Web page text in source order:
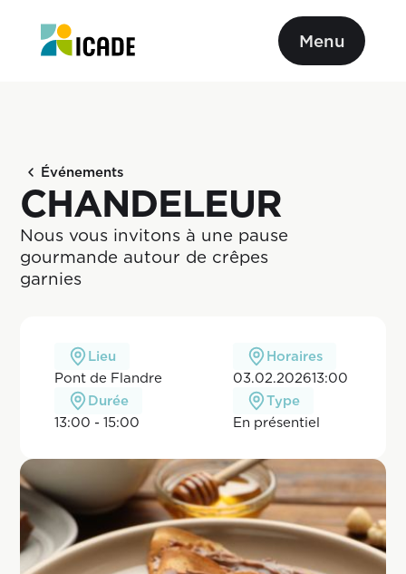
Menu
Événements
CHANDELEUR
Nous vous invitons à une pause
gourmande autour de crêpes
garnies
Lieu
Pont de Flandre
Horaires
03.02.202613:00
Durée
13:00 - 15:00
Type
En